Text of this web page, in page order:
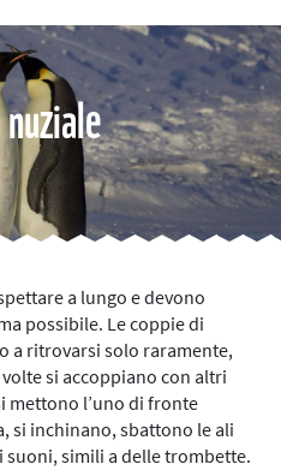
a lungo e devono
possibile. Le coppie di
a ritrovarsi solo raramente,
si accoppiano con altri
mettono l’uno di fronte
si inchinano, sbattono le ali
simili a delle trombette.